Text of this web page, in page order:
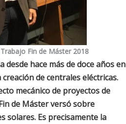
Fin de Máster 2018
hace más de doce años en
de centrales eléctricas.
mecánico de proyectos de
de Máster versó sobre
solares. Es precisamente la